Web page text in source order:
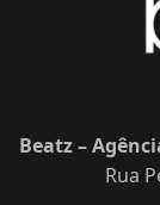
Beatz –
Rua